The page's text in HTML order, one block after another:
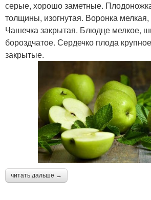
серые, хорошо заметные.
толщины, изогнутая. Воронка мелкая,
Чашечка закрытая. Блюдце мелкое,
бороздчатое. Сердечко плода
закрытые.
читать дальше →